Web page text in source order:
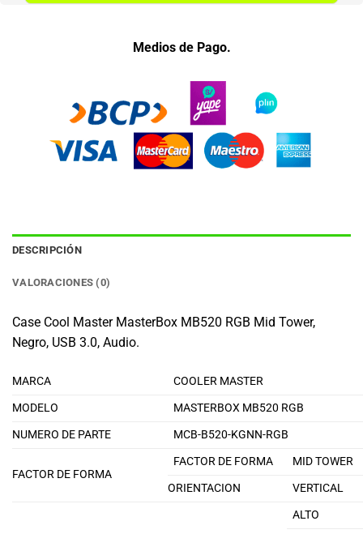
Medios de Pago.
DESCRIPCIÓN
VALORACIONES (0)
Case Cool Master MasterBox MB520 RGB Mid Tower,
Negro, USB 3.0, Audio.
MARCA
COOLER MASTER
MODELO
MASTERBOX MB520 RGB
NUMERO DE PARTE
MCB-B520-KGNN-RGB
FACTOR DE FORMA
FACTOR DE FORMA
MID TOWER
ORIENTACION
VERTICAL
ALTO